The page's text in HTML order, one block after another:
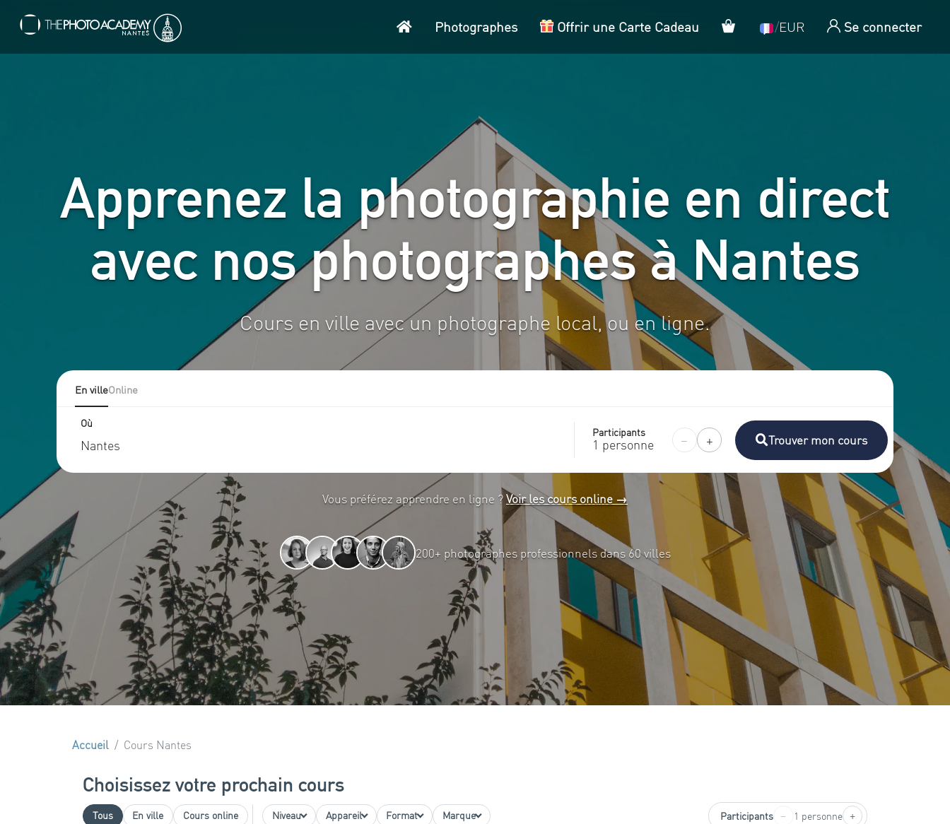
AccueilPhotographes Offrir une Carte Cadeau Panier/EUR Se connecter
Apprenez la photographie en direct
avec nos photographes à Nantes
Cours en ville avec un photographe local, ou en ligne.
En villeOnline
Où
Participants
1 personne − + Trouver mon cours
Vous préférez apprendre en ligne ?Voir les cours online →
200+ photographes professionnels dans 60 villes
Accueil Cours Nantes
Choisissez votre prochain cours
Tous En ville Cours online Niveau Appareil Format Marque Participants − 1 personne +